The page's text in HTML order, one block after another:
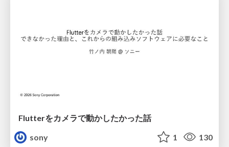
Flutterをカメラで動かしたかった話
sony
1 130